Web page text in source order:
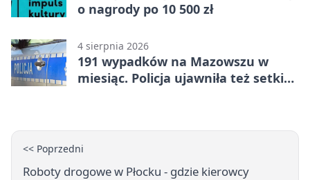
o nagrody po 10 500 zł
4 sierpnia 2026
191 wypadków na Mazowszu w
miesiąc. Policja ujawniła też setki
<< Poprzedni
Roboty drogowe w Płocku - gdzie kierowcy